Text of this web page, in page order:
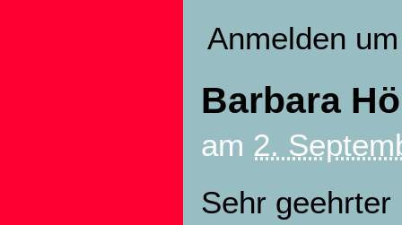
Anmelden
Barbara
am 2.
Sehr